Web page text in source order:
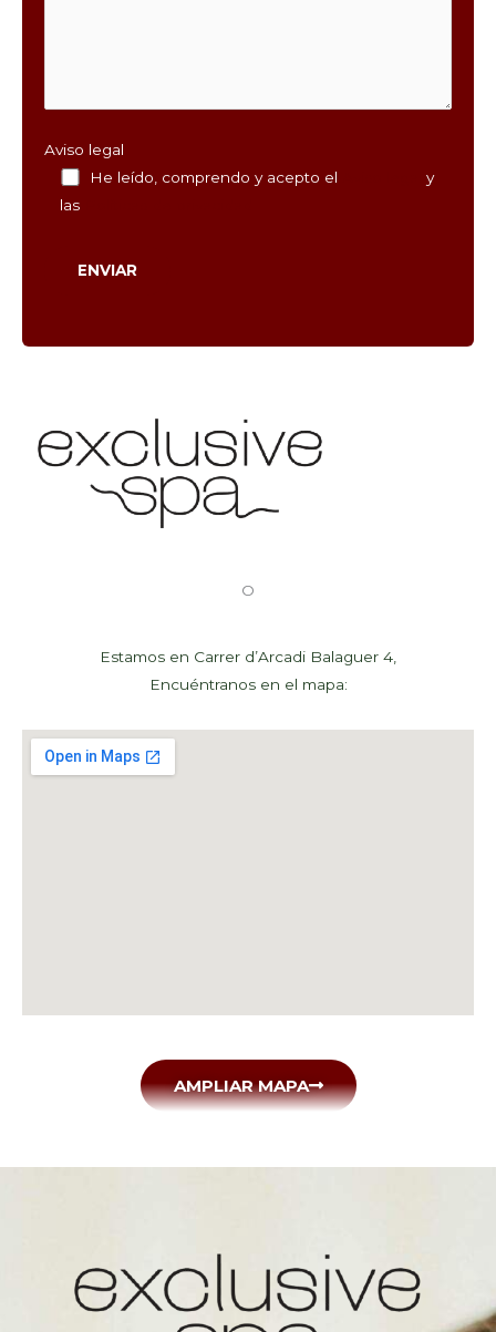
Aviso legal
He leído, comprendo y acepto el
y
las
O
Estamos en Carrer d’Arcadi Balaguer 4,
Encuéntranos en el mapa:
AMPLIAR MAPA